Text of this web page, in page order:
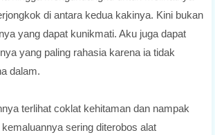
di antara kedua kakinya. Kini bukan
yang dapat kunikmati. Aku juga dapat
yang paling rahasia karena ia tidak
dalam.
terlihat coklat kehitaman dan nampak
sering diterobos alat